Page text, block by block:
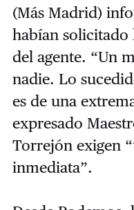
(Más Madrid)
habían solicitado
del agente. “Un
nadie. Lo
es de una
expresado
Torrejón exigen
inmediata”.